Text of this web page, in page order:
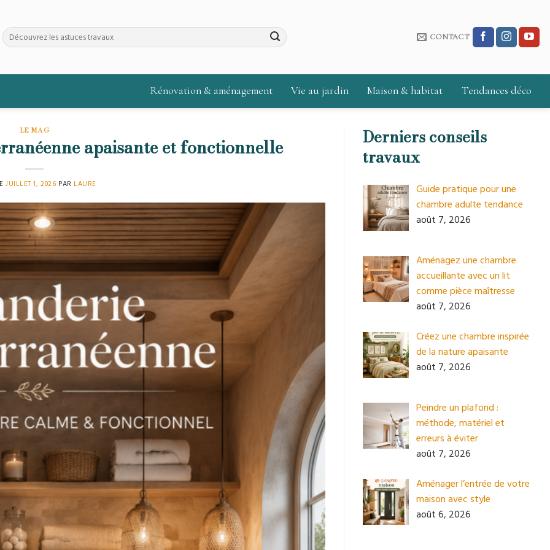
CONTACT
Rénovation & aménagement Vie au jardin Maison & habitat Tendances déco
LE MAG
apaisante et fonctionnelle
JUILLET 1, 2026 PAR LAURE
Derniers conseils
travaux
Guide pratique pour une
chambre adulte tendance
août 7, 2026
Aménagez une chambre
accueillante avec un lit
comme pièce maîtresse
août 7, 2026
Créez une chambre inspirée
de la nature apaisante
août 7, 2026
Peindre un plafond :
méthode, matériel et
erreurs à éviter
août 7, 2026
Aménager l’entrée de votre
maison avec style
août 6, 2026